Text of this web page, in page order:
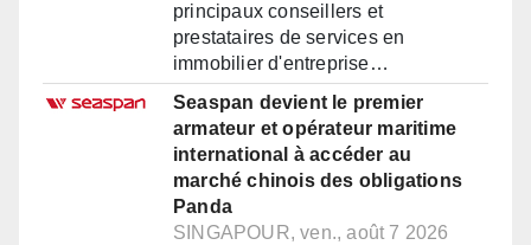
principaux conseillers et
prestataires de services en
immobilier d'entreprise…
Seaspan devient le premier
armateur et opérateur maritime
international à accéder au
marché chinois des obligations
Panda
SINGAPOUR, ven., août 7 2026